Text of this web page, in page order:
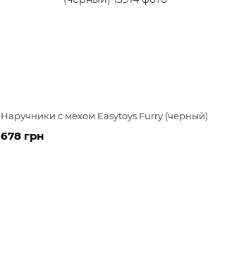
Наручники с мехом Easytoys Furry (черный)
678 грн